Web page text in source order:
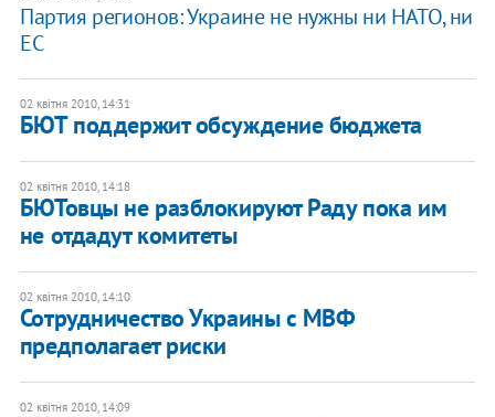
Партия регионов: Украине не нужны ни НАТО, ни
ЕС
02 квітня 2010, 14:31
БЮТ поддержит обсуждение бюджета
02 квітня 2010, 14:18
БЮТовцы не разблокируют Раду пока им
не отдадут комитеты
02 квітня 2010, 14:10
Сотрудничество Украины с МВФ
предполагает риски
02 квітня 2010, 14:09